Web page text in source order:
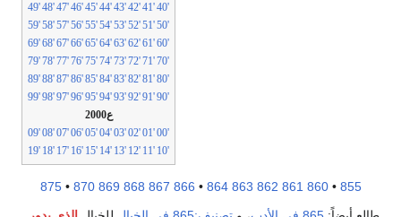
'40
'41
'42
'43
'44
'45
'46
'47
'48
'49
'50
'51
'52
'53
'54
'55
'56
'57
'58
'59
'60
'61
'62
'63
'64
'65
'66
'67
'68
'69
'70
'71
'72
'73
'74
'75
'76
'77
'78
'79
'80
'81
'82
'83
'84
'85
'86
'87
'88
'89
'90
'91
'92
'93
'94
'95
'96
'97
'98
'99
ع2000
'00
'01
'02
'03
'04
'05
'06
'07
'08
'09
'10
'11
'12
'13
'14
'15
'16
'17
'18
'19
855
•
860
861
862
863
864
•
866
867
868
869
870
•
875